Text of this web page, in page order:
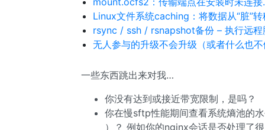
Linux文件系统caching：将数据从“脏”转
rsync / ssh / rsnapshot备份 – 执行远程
无人参与的升级不会升级（或者什么也
一些东西跳出来对我…
你没有达到或接近带宽限制，是吗？
你在慢sftp性能期间查看系统熵池的
）？ 例如你的nginx会话是否处理了